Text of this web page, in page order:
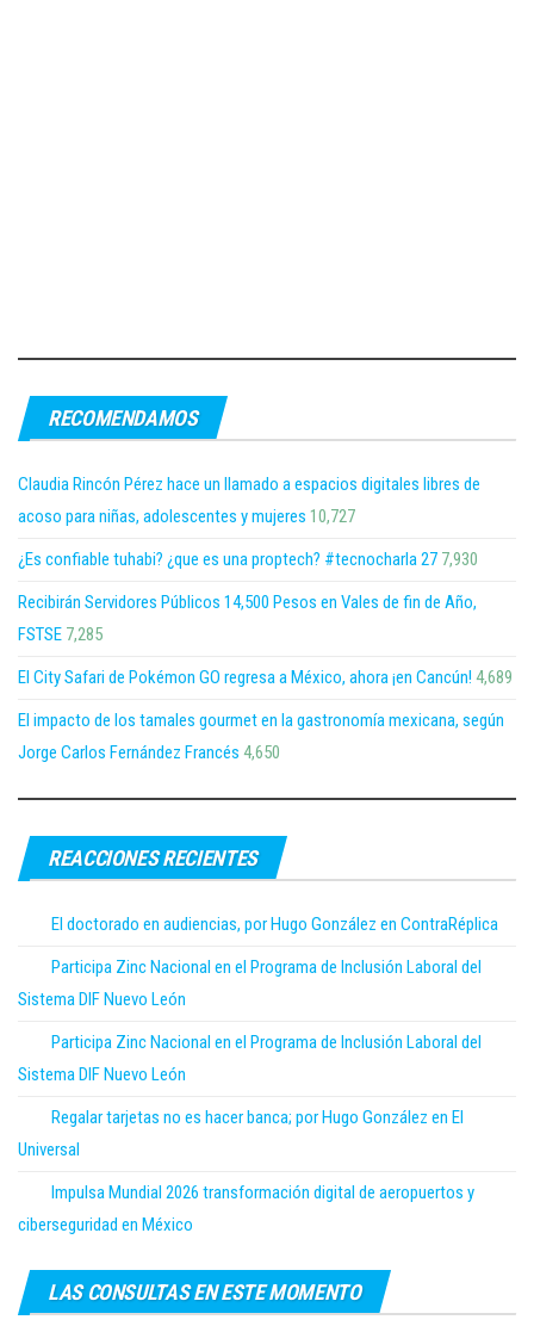
RECOMENDAMOS
Claudia Rincón Pérez hace un llamado a espacios digitales libres de
acoso para niñas, adolescentes y mujeres 10,727
¿Es confiable tuhabi? ¿que es una proptech? #tecnocharla 27 7,930
Recibirán Servidores Públicos 14,500 Pesos en Vales de fin de Año,
FSTSE 7,285
El City Safari de Pokémon GO regresa a México, ahora ¡en Cancún! 4,689
El impacto de los tamales gourmet en la gastronomía mexicana, según
Jorge Carlos Fernández Francés 4,650
REACCIONES RECIENTES
El doctorado en audiencias, por Hugo González en ContraRéplica
Participa Zinc Nacional en el Programa de Inclusión Laboral del
Sistema DIF Nuevo León
Participa Zinc Nacional en el Programa de Inclusión Laboral del
Sistema DIF Nuevo León
Regalar tarjetas no es hacer banca; por Hugo González en El
Universal
Impulsa Mundial 2026 transformación digital de aeropuertos y
ciberseguridad en México
LAS CONSULTAS EN ESTE MOMENTO